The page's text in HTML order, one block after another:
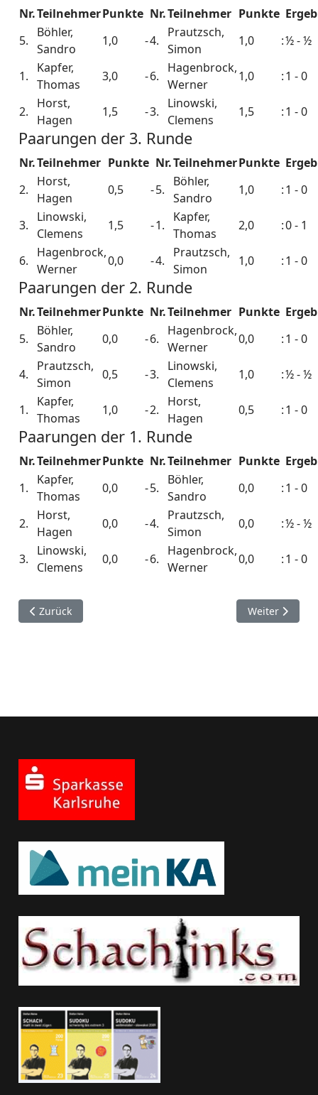
Nr.TeilnehmerPunkte Nr.Teilnehmer Punkte
5.
Böhler,
Sandro
1,0 -4.
Prautzsch,
Simon
1,0 :½ - ½
1.
Kapfer,
Thomas
3,0 -6.
Hagenbrock,
Werner
1,0 :1 - 0
2.
Horst,
Hagen
1,5 -3.
Linowski,
Clemens
1,5 :1 - 0
Paarungen der 3. Runde
Nr.Teilnehmer Punkte Nr.TeilnehmerPunkte
2.
Horst,
Hagen
0,5 -5.
Böhler,
Sandro
1,0 :1 - 0
3.
Linowski,
Clemens
1,5 -1.
Kapfer,
Thomas
2,0 :0 - 1
6.
Hagenbrock,
Werner
0,0 -4.
Prautzsch,
Simon
1,0 :1 - 0
Paarungen der 2. Runde
Nr.TeilnehmerPunkte Nr.Teilnehmer Punkte
5.
Böhler,
Sandro
0,0 -6.
Hagenbrock,
Werner
0,0 :1 - 0
4.
Prautzsch,
Simon
0,5 -3.
Linowski,
Clemens
1,0 :½ - ½
1.
Kapfer,
Thomas
1,0 -2.
Horst,
Hagen
0,5 :1 - 0
Paarungen der 1. Runde
Nr.TeilnehmerPunkte Nr.Teilnehmer Punkte
1.
Kapfer,
Thomas
0,0 -5.
Böhler,
Sandro
0,0 :1 - 0
2.
Horst,
Hagen
0,0 -4.
Prautzsch,
Simon
0,0 :½ - ½
3.
Linowski,
Clemens
0,0 -6.
Hagenbrock,
Werner
0,0 :1 - 0
Vorheriger Beitrag: Vereinsmeisterschaft 2009/10
Zurück Nächster
Weiter